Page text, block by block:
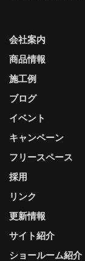
更新情報
サイト紹介
ショールーム紹介
会社案内
商品情報
施工例
ブログ
イベント
キャンペーン
フリースペース
採用
リンク